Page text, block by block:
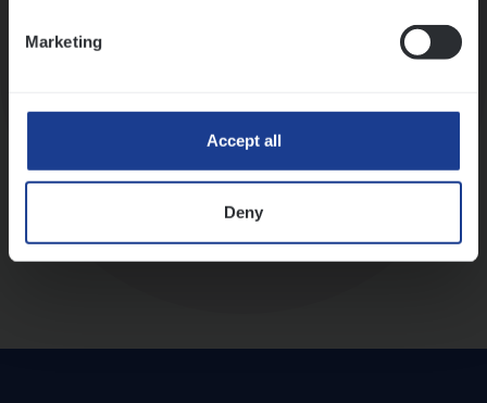
Marketing
Accept all
Deny